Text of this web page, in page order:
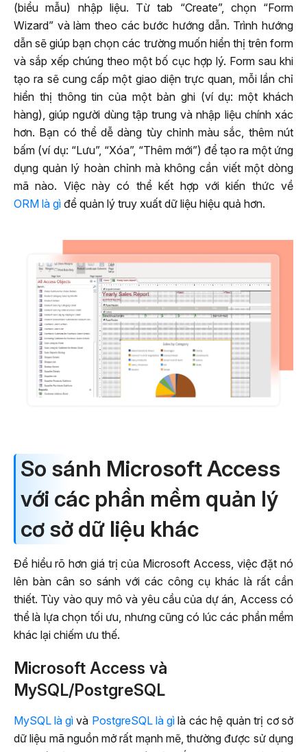
(biểu mẫu) nhập liệu. Từ tab “Create”, chọn “Form
Wizard” và làm theo các bước hướng dẫn. Trình hướng
dẫn sẽ giúp bạn chọn các trường muốn hiển thị trên form
và sắp xếp chúng theo một bố cục hợp lý. Form sau khi
tạo ra sẽ cung cấp một giao diện trực quan, mỗi lần chỉ
hiển thị thông tin của một bản ghi (ví dụ: một khách
hàng), giúp người dùng tập trung và nhập liệu chính xác
hơn. Bạn có thể dễ dàng tùy chỉnh màu sắc, thêm nút
bấm (ví dụ: “Lưu”, “Xóa”, “Thêm mới”) để tạo ra một ứng
dụng quản lý hoàn chỉnh mà không cần viết một dòng
mã nào. Việc này có thể kết hợp với kiến thức về
ORM là gì để quản lý truy xuất dữ liệu hiệu quả hơn.
So sánh Microsoft Access
với các phần mềm quản lý
cơ sở dữ liệu khác
Để hiểu rõ hơn giá trị của Microsoft Access, việc đặt nó
lên bàn cân so sánh với các công cụ khác là rất cần
thiết. Tùy vào quy mô và yêu cầu của dự án, Access có
thể là lựa chọn tối ưu, nhưng cũng có lúc các phần mềm
khác lại chiếm ưu thế.
Microsoft Access và
MySQL/PostgreSQL
MySQL là gì và PostgreSQL là gìlà các hệ quản trị cơ sở
dữ liệu mã nguồn mở rất mạnh mẽ, thường được sử dụng